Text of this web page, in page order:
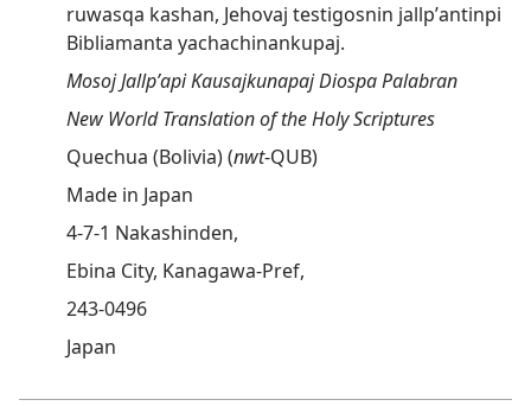
ruwasqa kashan, Jehovaj testigosnin jallpʼantinpi
Bibliamanta yachachinankupaj.
Mosoj Jallpʼapi Kausajkunapaj Diospa Palabran
New World Translation of the Holy Scriptures
Quechua (Bolivia) (nwt-QUB)
Made in Japan
4-7-1 Nakashinden,
Ebina City, Kanagawa-Pref,
243-0496
Japan